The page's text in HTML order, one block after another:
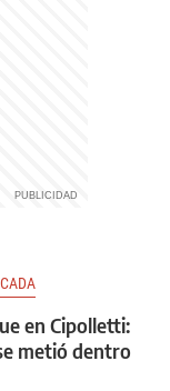
en Cipolletti:
metió dentro